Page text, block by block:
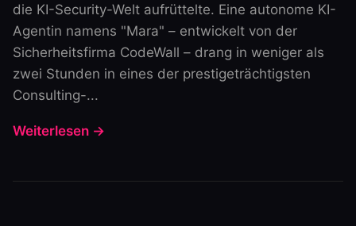
die KI-Security-Welt aufrüttelte. Eine autonome KI-
Agentin namens "Mara" – entwickelt von der
Sicherheitsfirma CodeWall – drang in weniger als
zwei Stunden in eines der prestigeträchtigsten
Consulting-...
Weiterlesen →